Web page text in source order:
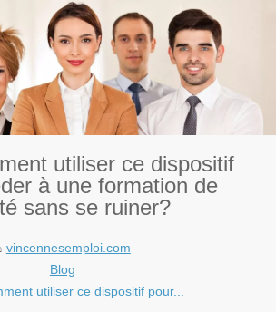
utiliser ce dispositif
à une formation de
sans se ruiner?
vincennesemploi.com
Blog
utiliser ce dispositif pour...